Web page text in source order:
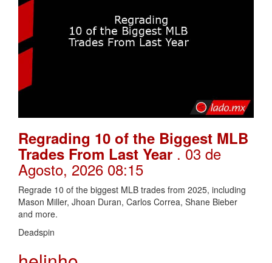
Regrading 10 of the Biggest MLB
Trades From Last Year. 03 de
Agosto, 2026 08:15
Regrade 10 of the biggest MLB trades from 2025, including
Mason Miller, Jhoan Duran, Carlos Correa, Shane Bieber
and more.
Deadspin